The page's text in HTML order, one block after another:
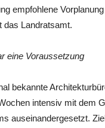
empfohlene
das Landratsamt.
eine Voraussetzung
bekannte
intensiv mit dem
auseinandergesetzt.